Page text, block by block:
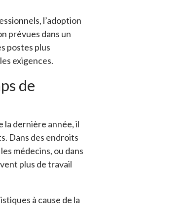
l’adoption
prévues dans un
postes plus
exigences.
de
la dernière année, il
Dans des endroits
médecins, ou dans
plus de travail
à cause de la